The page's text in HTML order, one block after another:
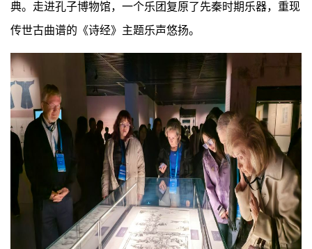
典。走进孔子博物馆，一个乐团复原了先秦时期乐器，重现
传世古曲谱的《诗经》主题乐声悠扬。